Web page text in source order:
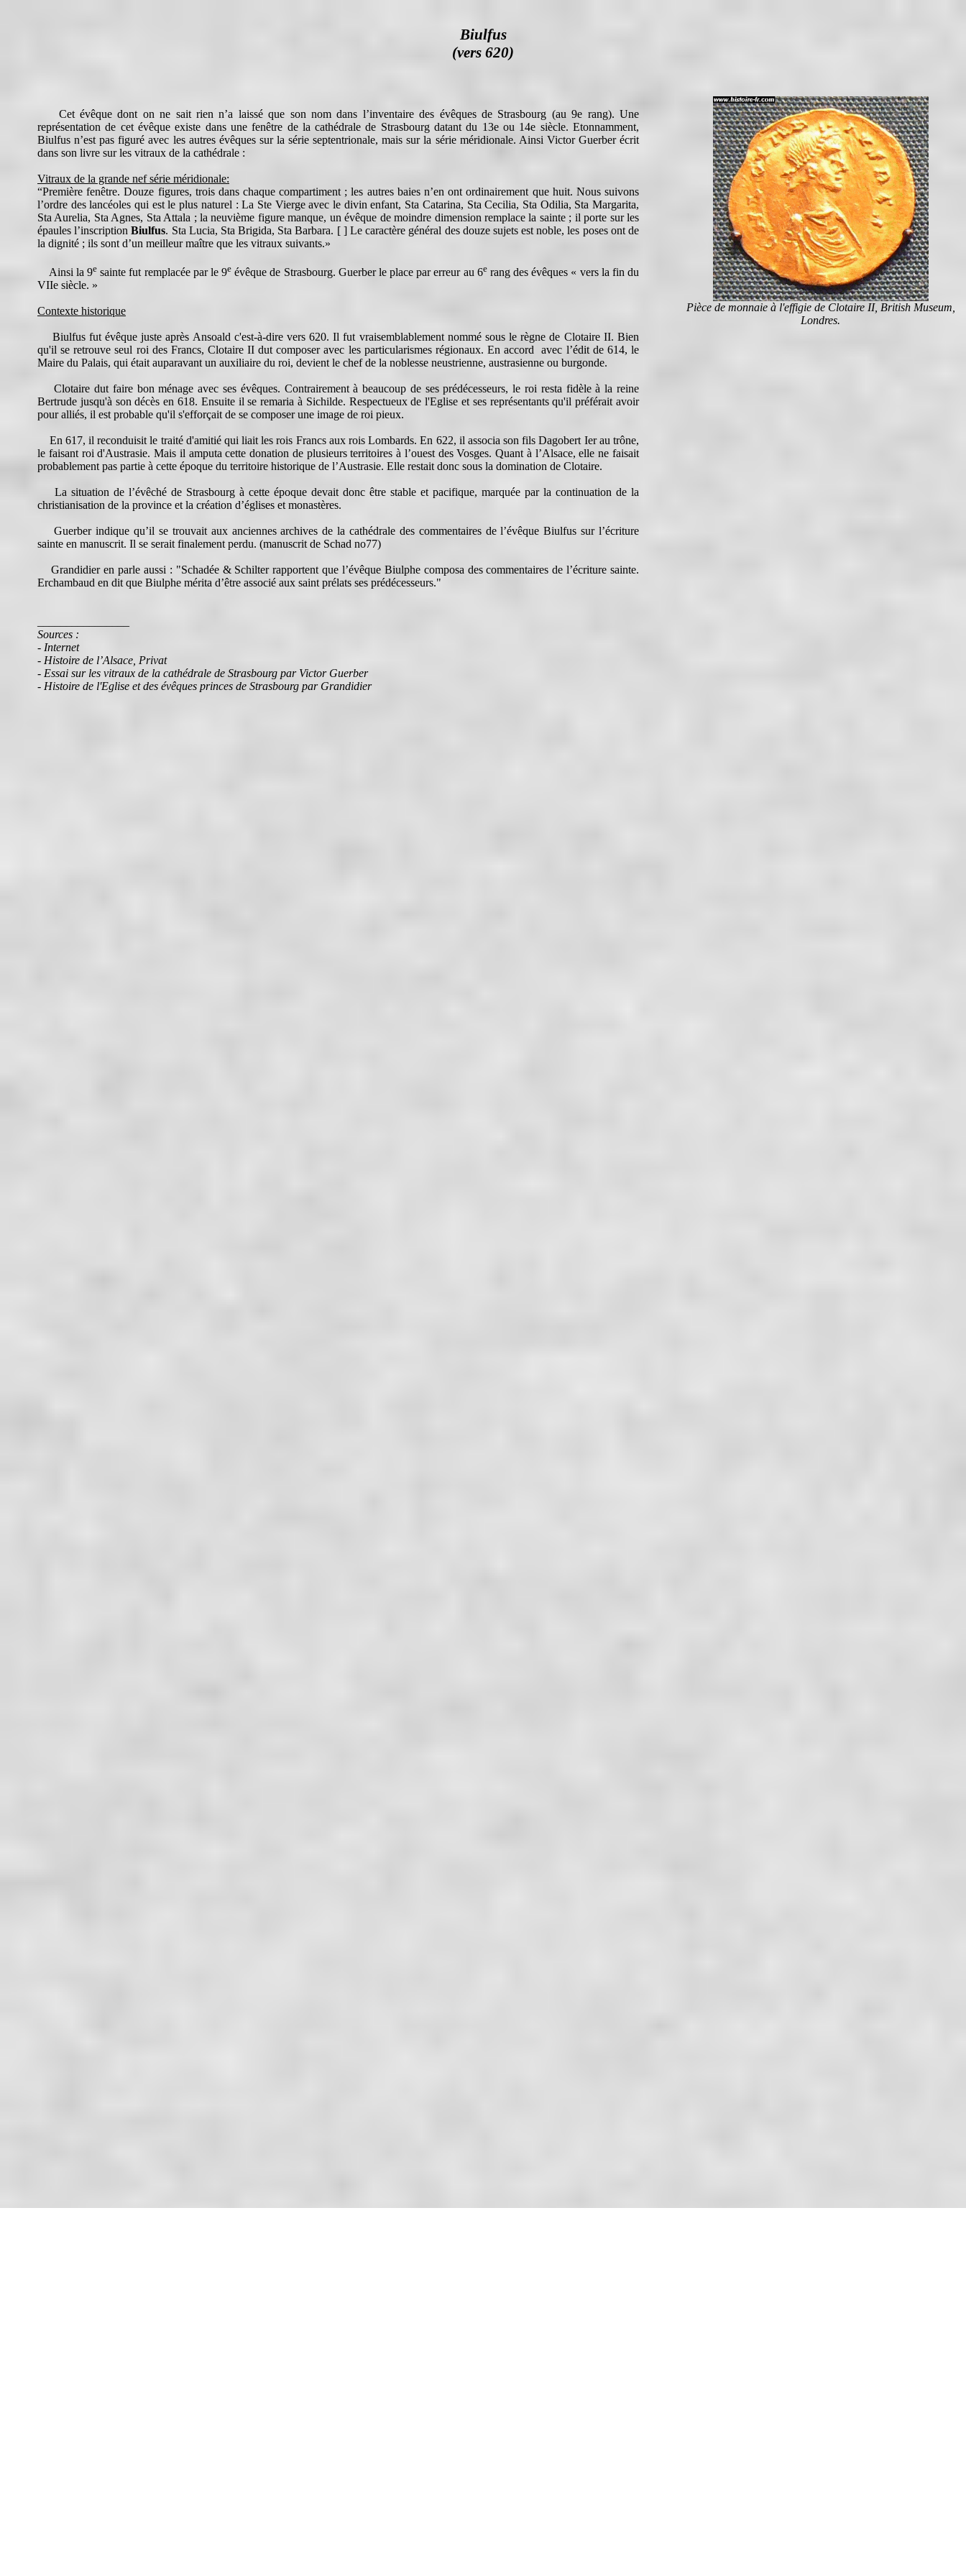
Biulfus
(vers 620)
Cet évêque dont on ne sait rien n’a laissé que son nom dans l’inventaire des évêques de Strasbourg (au 9e rang). Une
représentation de cet évêque existe dans une fenêtre de la cathédrale de Strasbourg datant du 13e ou 14e siècle. Etonnamment,
Biulfus n’est pas figuré avec les autres évêques sur la série septentrionale, mais sur la série méridionale. Ainsi Victor Guerber écrit
dans son livre sur les vitraux de la cathédrale :
Vitraux de la grande nef série méridionale:
“Première fenêtre. Douze figures, trois dans chaque compartiment ; les autres baies n’en ont ordinairement que huit. Nous suivons
l’ordre des lancéoles qui est le plus naturel : La Ste Vierge avec le divin enfant, Sta Catarina, Sta Cecilia, Sta Odilia, Sta Margarita,
Sta Aurelia, Sta Agnes, Sta Attala ; la neuvième figure manque, un évêque de moindre dimension remplace la sainte ; il porte sur les
épaules l’inscriptionBiulfus. Sta Lucia, Sta Brigida, Sta Barbara. [ ] Le caractère général des douze sujets est noble, les poses ont de
la dignité ; ils sont d’un meilleur maître que les vitraux suivants.»
Ainsi la 9e sainte fut remplacée par le 9e évêque de Strasbourg. Guerber le place par erreur au 6erang des évêques « vers la fin du
VIIe siècle. »
Contexte historique
Biulfus fut évêque juste après Ansoald c'est-à-dire vers 620. Il fut vraisemblablement nommé sous le règne de Clotaire II. Bien
qu'il se retrouve seul roi des Francs, Clotaire II dut composer avec les particularismes régionaux. En accord
avec l’édit de 614, le
Maire du Palais, qui était auparavant un auxiliaire du roi, devient le chef de la noblesse neustrienne, austrasienne ou burgonde.
Clotaire dut faire bon ménage avec ses évêques. Contrairement à beaucoup de ses prédécesseurs, le roi resta fidèle à la reine
Bertrude jusqu'à son décès en 618. Ensuite il se remaria à Sichilde. Respectueux de l'Eglise et ses représentants qu'il préférait avoir
pour alliés, il est probable qu'il s'efforçait de se composer une image de roi pieux.
En 617, il reconduisit le traité d'amitié qui liait les rois Francs aux rois Lombards. En 622, il associa son fils Dagobert Ier au trône,
le faisant roi d'Austrasie. Mais il amputa cette donation de plusieurs territoires à l’ouest des Vosges. Quant à l’Alsace, elle ne faisait
probablement pas partie à cette époque du territoire historique de l’Austrasie. Elle restait donc sous la domination de Clotaire.
La situation de l’évêché de Strasbourg à cette époque devait donc être stable et pacifique, marquée par la continuation de la
christianisation de la province et la création d’églises et monastères.
Guerber indique qu’il se trouvait aux anciennes archives de la cathédrale des commentaires de l’évêque Biulfus sur l’écriture
sainte en manuscrit. Il se serait finalement perdu. (manuscrit de Schad no77)
Grandidier en parle aussi : "Schadée & Schilter rapportent que l’évêque Biulphe composa des commentaires de l’écriture sainte.
Erchambaud en dit que Biulphe mérita d’être associé aux saint prélats ses prédécesseurs."
Sources :
- Internet
- Histoire de l’Alsace, Privat
- Essai sur les vitraux de la cathédrale de Strasbourg par Victor Guerber
- Histoire de l'Eglise et des évêques princes de Strasbourg par Grandidier
Pièce de monnaie à l'effigie de Clotaire II, British Museum,
Londres.